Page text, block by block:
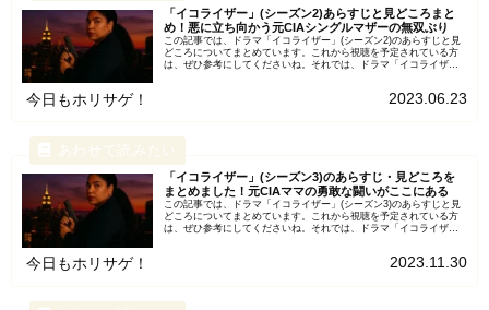
「イコライザー」(シーズン2)あらすじと見どころまと
め！悪に立ち向かう元CIAシングルマザーの無双ぶり
この記事では、ドラマ「イコライザー」(シーズン2)のあらすじと見
どころについてまとめています。これから視聴を予定されている方
は、ぜひ参考にしてくださいね。それでは、ドラマ「イコライザ
今日もホリサゲ！ 2023.06.23
「イコライザー」(シーズン3)のあらすじ・見どころを
まとめました！元CIAママの勇敢な闘いがここにある
この記事では、ドラマ「イコライザー」(シーズン3)のあらすじと見
どころについてまとめています。これから視聴を予定されている方
は、ぜひ参考にしてくださいね。それでは、ドラマ「イコライザ
今日もホリサゲ！ 2023.11.30